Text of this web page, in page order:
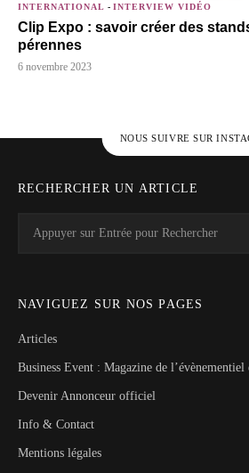
INTERNATIONAL - INTERVIEW VIDÉO
Clip Expo : savoir créer des
pérennes
6 novembre 2023
NOUS SUIVRE SUR
RECHERCHER UN ARTICLE
for:
NAVIGUEZ SUR NOS PAGES
Articles
Business Event : Magazine de l’évènementiel
Devenir Annonceur officiel
Info & Contact
Mentions légales